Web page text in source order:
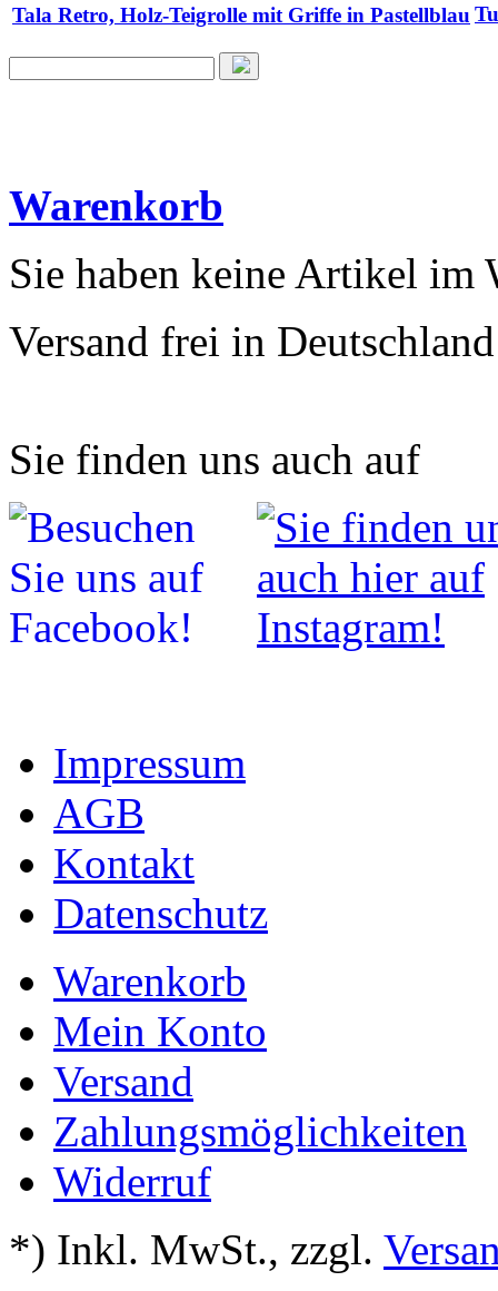
Tala Retro, Holz-Teigrolle mit Griffe in Pastellblau
Warenkorb
Sie haben keine Artikel im
Versand frei in
Sie finden uns auch auf
Impressum
AGB
Kontakt
Datenschutz
Warenkorb
Mein Konto
Versand
Zahlungsmöglichkeiten
Widerruf
*) Inkl. MwSt., zzgl.